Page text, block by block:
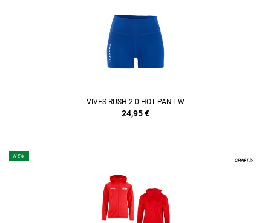
VIVES RUSH 2.0 HOT PANT W
24,95€
NEW